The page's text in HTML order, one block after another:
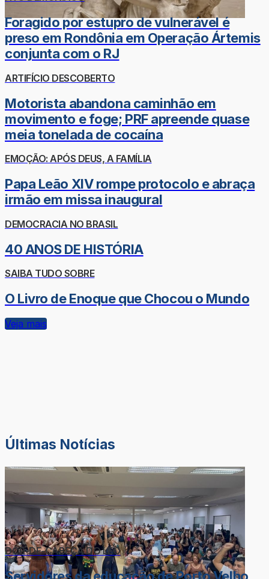
Foragido por estupro de vulnerável é
preso em Rondônia em Operação Ártemis
conjunta com o RJ
ARTIFÍCIO DESCOBERTO
Motorista abandona caminhão em
movimento e foge; PRF apreende quase
meia tonelada de cocaína
EMOÇÃO: APÓS DEUS, A FAMÍLIA
Papa Leão XIV rompe protocolo e abraça
irmão em missa inaugural
DEMOCRACIA NO BRASIL
40 ANOS DE HISTÓRIA
SAIBA TUDO SOBRE
O Livro de Enoque que Chocou o Mundo
Veja mais
Últimas Notícias
DOR-DE-CABEÇA DO LÉO
Servidores da educação de Porto Velho